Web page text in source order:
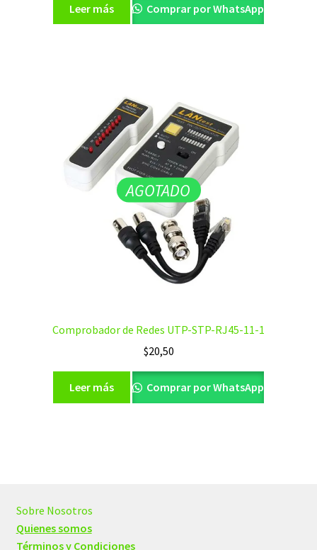
Leer más Comprar por WhatsApp
AGOTADO
Comprobador de Redes UTP-STP-RJ45-11-1
$20,50
Leer más Comprar por WhatsApp
Sobre Nosotros
Quienes somos
Términos y Condiciones